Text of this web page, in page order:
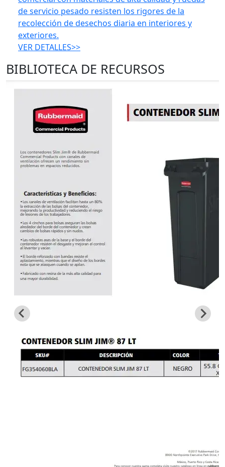
de servicio pesado resisten los rigores de la
recolección de desechos diaria en interiores y
exteriores.
VER DETALLES>>
BIBLIOTECA DE RECURSOS